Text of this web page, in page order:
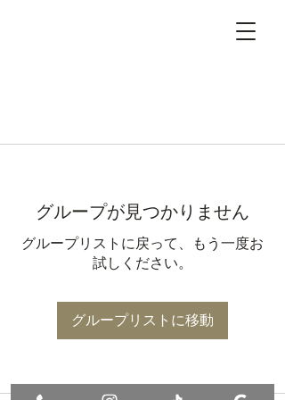
グループが見つかりません
グループリストに戻って、もう一度お
試しください。
グループリストに移動